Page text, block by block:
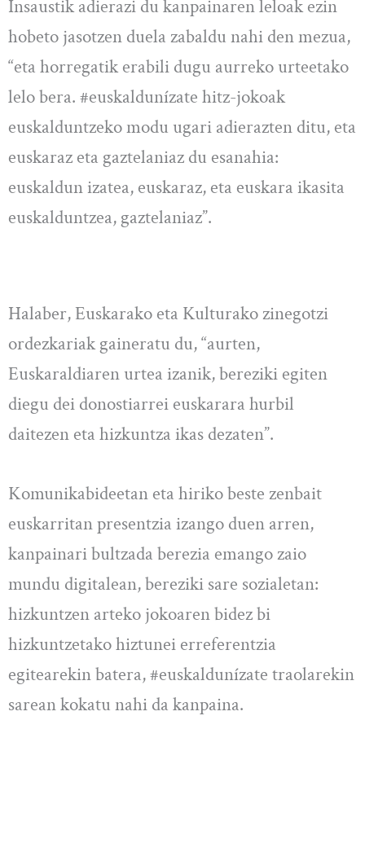
Insaustik adierazi du kanpainaren leloak ezin
hobeto jasotzen duela zabaldu nahi den mezua,
“eta horregatik erabili dugu aurreko urteetako
lelo bera. #euskaldunízate hitz-jokoak
euskalduntzeko modu ugari adierazten ditu, eta
euskaraz eta gaztelaniaz du esanahia:
euskaldun izatea, euskaraz, eta euskara ikasita
euskalduntzea, gaztelaniaz”.
Halaber, Euskarako eta Kulturako zinegotzi
ordezkariak gaineratu du, “aurten,
Euskaraldiaren urtea izanik, bereziki egiten
diegu dei donostiarrei euskarara hurbil
daitezen eta hizkuntza ikas dezaten”.
Komunikabideetan eta hiriko beste zenbait
euskarritan presentzia izango duen arren,
kanpainari bultzada berezia emango zaio
mundu digitalean, bereziki sare sozialetan:
hizkuntzen arteko jokoaren bidez bi
hizkuntzetako hiztunei erreferentzia
egitearekin batera, #euskaldunízate traolarekin
sarean kokatu nahi da kanpaina.